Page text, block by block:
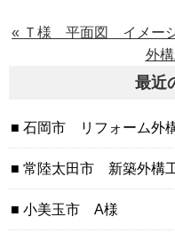
« Ｔ様 平面図 イメー
外
最近
石岡市 リフォーム外
常陸太田市 新築外構
小美玉市 A様